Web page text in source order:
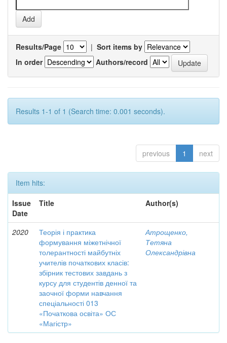
Results/Page | Sort items by
In order
Authors/record
Results 1-1 of 1 (Search time: 0.001 seconds).
previous 1 next
Item hits:
Issue
Date
Title Author(s)
2020
Теорія і практика
формування міжетнічної
толерантності майбутніх
учителів початкових класів:
збірник тестових завдань з
курсу для студентів денної та
заочної форми навчання
спеціальності 013
«Початкова освіта» ОС
«Магістр»
Атрощенко,
Тетяна
Олександрівна